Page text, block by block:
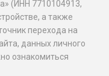
(ИНН 7710104913,
а также
перехода на
данных личного
ознакомиться